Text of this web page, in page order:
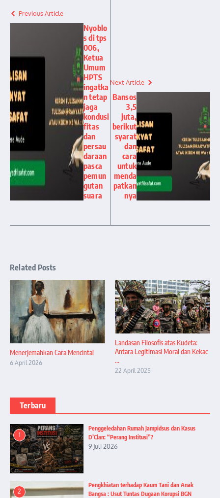
Previous Article
Nyoblo
s di tps
006,
Ketua
Umum
HPTS
ingatka
n tetap
jaga
kondusi
fitas
dan
persau
daraan
pasca
pemun
gutan
suara
Next Article
Bansos
3,5
juta,
berikut
syarat
dan
cara
untuk
menda
patkan
nya
Related Posts
Menerjemahkan Cara Mencintai
6 April 2026
Landasan Filosofis atas Kudeta:
Antara Legitimasi Moral dan Kekac
...
22 April 2025
Terbaru
1
Penggeledahan Rumah Jampidsus dan Kasus
D’Clan: “Perang Institusi”?
9 Juli 2026
2
Pengkhiatan terhadap Kaum Tani dan Anak
Bangsa : Usut Tuntas Dugaan Korupsi BGN